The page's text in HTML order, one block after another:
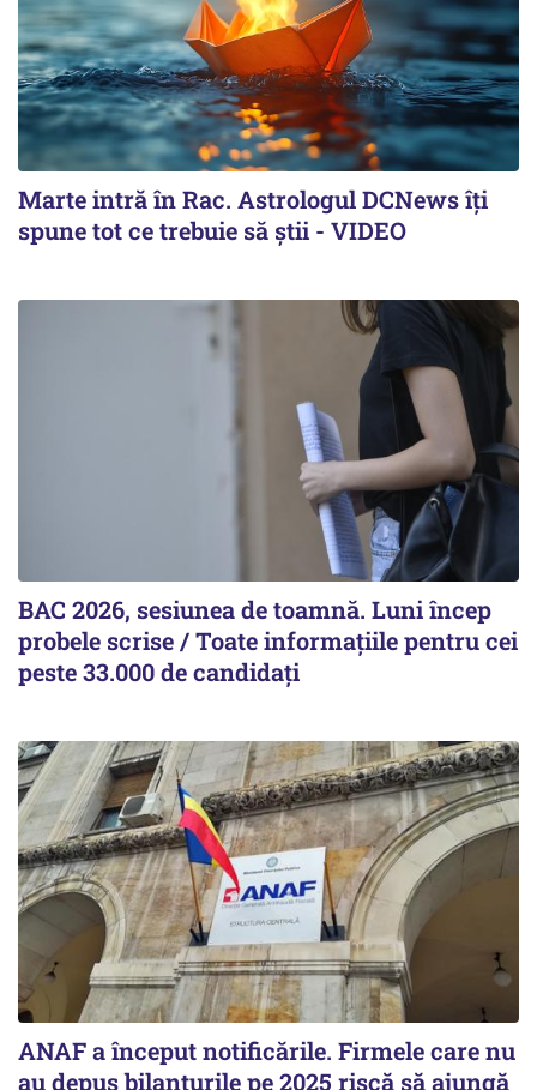
Marte intră în Rac. Astrologul DCNews îți
spune tot ce trebuie să știi - VIDEO
BAC 2026, sesiunea de toamnă. Luni încep
probele scrise / Toate informațiile pentru cei
peste 33.000 de candidați
ANAF a început notificările. Firmele care nu
au depus bilanțurile pe 2025 riscă să ajungă